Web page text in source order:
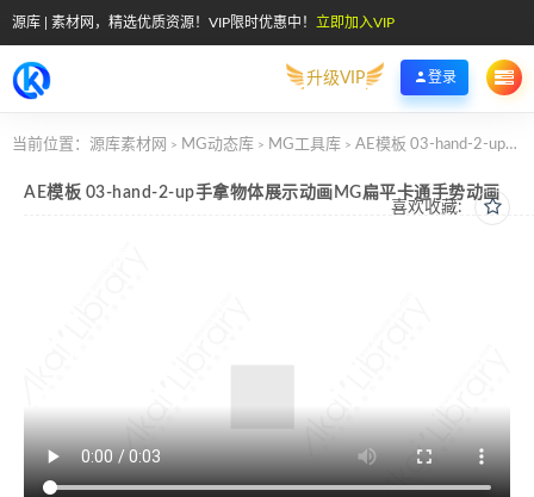
源库 | 素材网，精选优质资源！VIP限时优惠中！ 立即加入VIP
升级VIP 登录
当前位置： 源库素材网 > MG动态库 > MG工具库 > AE模板 03-hand-2-up手拿物体展示动画MG扁平卡通手势动画
喜欢收藏:
AE模板 03-hand-2-up手拿物体展示动画MG扁平卡通手势动画